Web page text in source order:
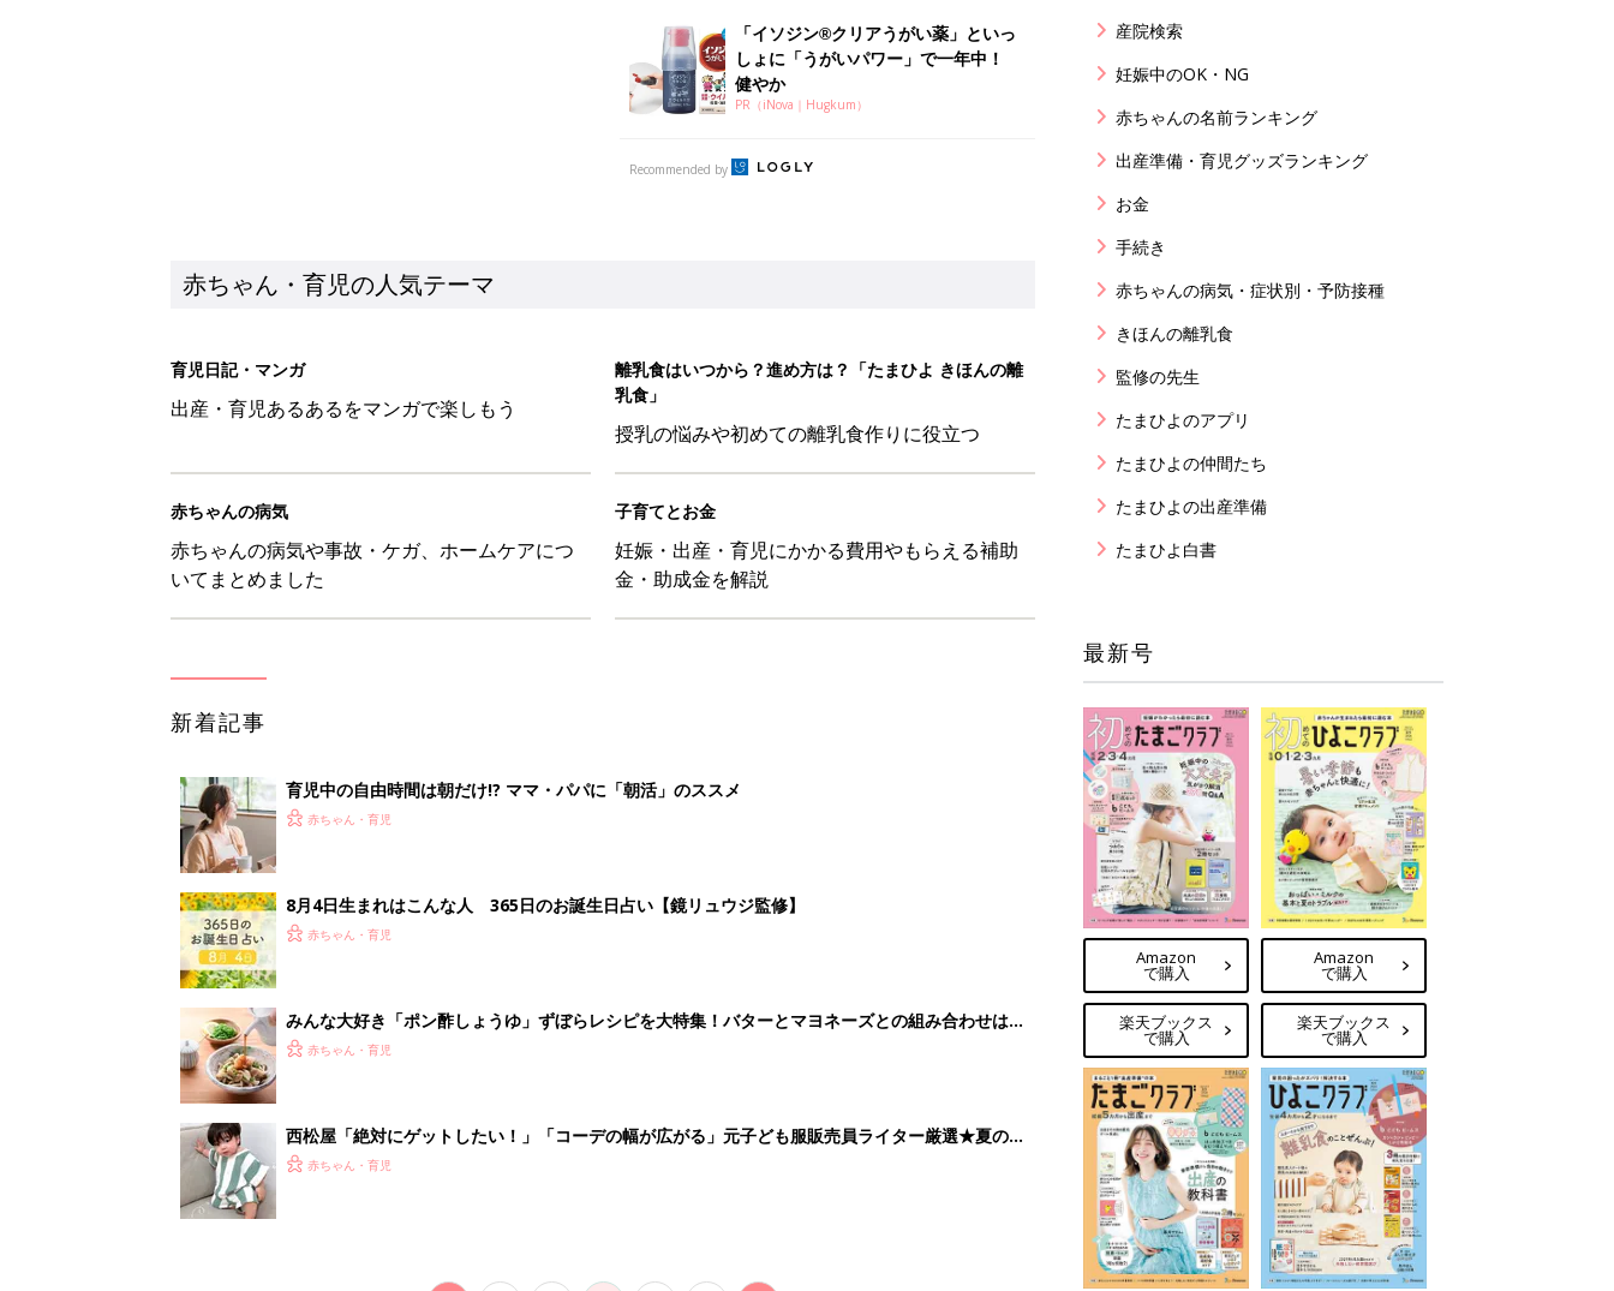
「イソジン®クリアうがい薬」といっ
しょに「うがいパワー」で一年中！
健やか
PR（iNova｜Hugkum）
Recommended by
赤ちゃん・育児の人気テーマ
育児日記・マンガ
出産・育児あるあるをマンガで楽しもう
離乳食はいつから？進め方は？「たまひよ きほんの離
乳食」
授乳の悩みや初めての離乳食作りに役立つ
赤ちゃんの病気
赤ちゃんの病気や事故・ケガ、ホームケアにつ
いてまとめました
子育てとお金
妊娠・出産・育児にかかる費用やもらえる補助
金・助成金を解説
新着記事
育児中の自由時間は朝だけ!? ママ・パパに「朝活」のススメ
赤ちゃん・育児
8月4日生まれはこんな人 365日のお誕生日占い【鏡リュウジ監修】
赤ちゃん・育児
みんな大好き「ポン酢しょうゆ」ずぼらレシピを大特集！バターとマヨネーズとの組み合わせは栄
養学的にも最高⁉
赤ちゃん・育児
西松屋「絶対にゲットしたい！」「コーデの幅が広がる」元子ども服販売員ライター厳選★夏のバ
ズりアイテム5選
赤ちゃん・育児
産院検索
妊娠中のOK・NG
赤ちゃんの名前ランキング
出産準備・育児グッズランキング
お金
手続き
赤ちゃんの病気・症状別・予防接種
きほんの離乳食
監修の先生
たまひよのアプリ
たまひよの仲間たち
たまひよの出産準備
たまひよ白書
最新号
Amazon
で購入
楽天ブックス
で購入
Amazon
で購入
楽天ブックス
で購入